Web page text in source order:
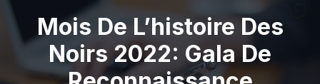
Mois De L’histoire Des
Noirs 2022: Gala De